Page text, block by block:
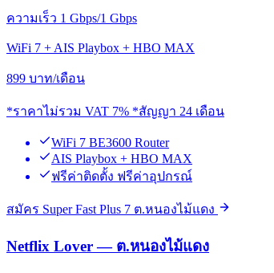
ความเร็ว 1 Gbps/1 Gbps
WiFi 7 + AIS Playbox + HBO MAX
899 บาท/เดือน
*ราคาไม่รวม VAT 7% *สัญญา 24 เดือน
WiFi 7 BE3600 Router
AIS Playbox + HBO MAX
ฟรีค่าติดตั้ง ฟรีค่าอุปกรณ์
สมัคร Super Fast Plus 7 ต.หนองไม้แดง
Netflix Lover — ต.หนองไม้แดง